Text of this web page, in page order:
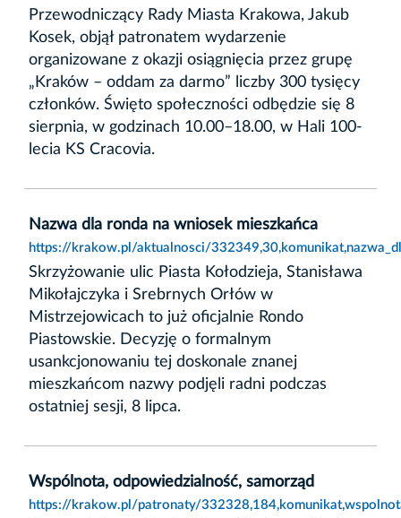
Przewodniczący Rady Miasta Krakowa, Jakub
Kosek, objął patronatem wydarzenie
organizowane z okazji osiągnięcia przez grupę
„Kraków – oddam za darmo” liczby 300 tysięcy
członków. Święto społeczności odbędzie się 8
sierpnia, w godzinach 10.00–18.00, w Hali 100-
lecia KS Cracovia.
Nazwa dla ronda na wniosek mieszkańca
https://krakow.pl/aktualnosci/
Skrzyżowanie ulic Piasta Kołodzieja, Stanisława
Mikołajczyka i Srebrnych Orłów w
Mistrzejowicach to już oficjalnie Rondo
Piastowskie. Decyzję o formalnym
usankcjonowaniu tej doskonale znanej
mieszkańcom nazwy podjęli radni podczas
ostatniej sesji, 8 lipca.
Wspólnota, odpowiedzialność, samorząd
https://krakow.pl/patronaty/